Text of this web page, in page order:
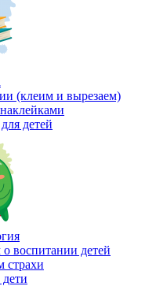
(клеим и вырезаем)
детей
воспитании детей
страхи